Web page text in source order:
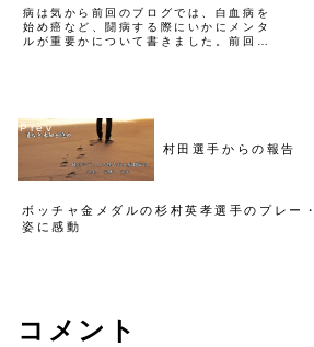
病は気から前回のブログでは、白血病を
始め癌など、闘病する際にいかにメンタ
ルが重要かについて書きました。前回の
村田選手からの報告
ボッチャ金メダルの杉村英孝選手のプレー・
姿に感動
コメント